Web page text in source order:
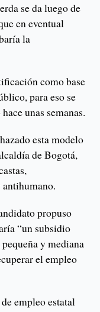
se da luego de
en eventual
la
como base
para eso se
unas semanas.
esta modelo
de Bogotá,
propuso
“un subsidio
y mediana
el empleo
empleo estatal